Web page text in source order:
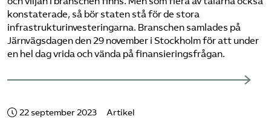
konstaterade, så bör staten stå för de stora
infrastrukturinvesteringarna. Branschen samlades på
Järnvägsdagen den 29 november i Stockholm för att under
en hel dag vrida och vända på finansieringsfrågan.
22 september 2023 Artikel